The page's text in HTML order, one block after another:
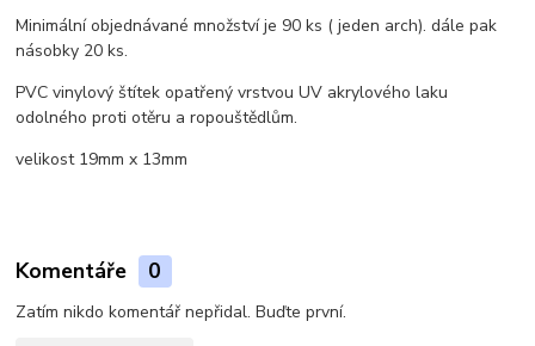
Minimální objednávané množství je 90 ks ( jeden arch). dále pak
násobky 20 ks.
PVC vinylový štítek opatřený vrstvou UV akrylového laku
odolného proti otěru a ropouštědlům.
velikost 19mm x 13mm
Komentáře 0
Zatím nikdo komentář nepřidal. Buďte první.